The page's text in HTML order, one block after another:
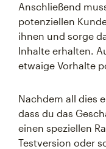
Anschließend
potenziellen
ihnen und sorge
Inhalte erhalten.
etwaige Vorhalte
Nachdem all dies
dass du das
einen speziellen
Testversion oder